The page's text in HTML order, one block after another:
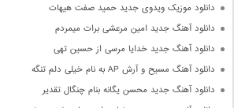
دانلود موزیک ویدوی جدید حمید صفت هیهات
دانلود آهنگ جدید امین مرعشی برات میمردم
دانلود آهنگ جدید خدایا مرسی از حسین تهی
دانلود آهنگ مسیح و آرش AP به نام خیلی دلم تنگه
دانلود آهنگ جدید محسن یگانه بنام چنگال تقدیر